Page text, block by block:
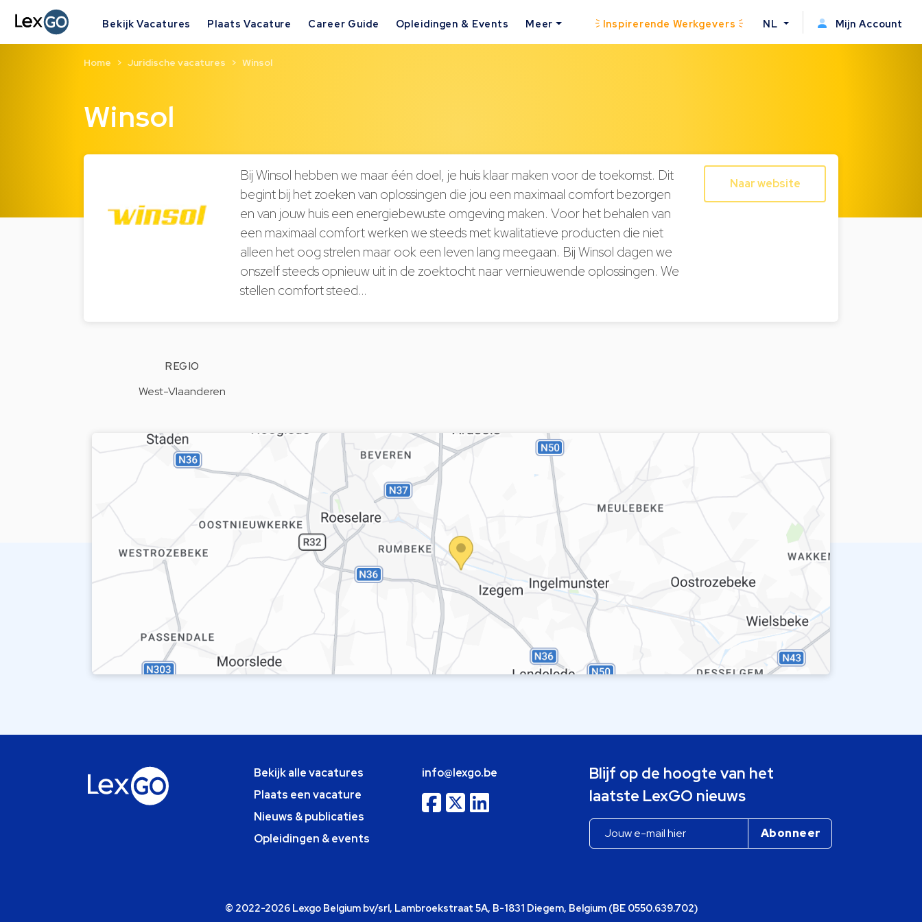
Bekijk Vacatures Plaats Vacature Career Guide Opleidingen & Events Meer Inspirerende Werkgevers NL Mijn Account
Winsol
Home Juridische vacatures Winsol
Bij Winsol hebben we maar één doel, je huis klaar maken voor de toekomst. Dit
begint bij het zoeken van oplossingen die jou een maximaal comfort bezorgen
en van jouw huis een energiebewuste omgeving maken. Voor het behalen van
een maximaal comfort werken we steeds met kwalitatieve producten die niet
alleen het oog strelen maar ook een leven lang meegaan. Bij Winsol dagen we
onszelf steeds opnieuw uit in de zoektocht naar vernieuwende oplossingen. We
stellen comfort steed…
Naar website
REGIO
West-Vlaanderen
Bekijk alle vacatures
Plaats een vacature
Nieuws & publicaties
Opleidingen & events
info@lexgo.be
Blijf op de hoogte van het
laatste LexGO nieuws
© 2022-2026 Lexgo Belgium bv/srl, Lambroekstraat 5A, B-1831 Diegem, Belgium (BE 0550.639.702)